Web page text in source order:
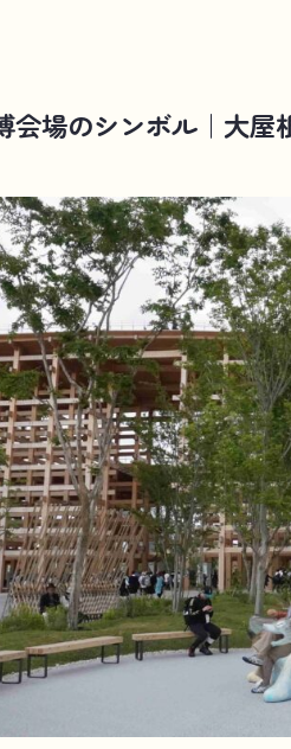
会場のシンボル｜大屋